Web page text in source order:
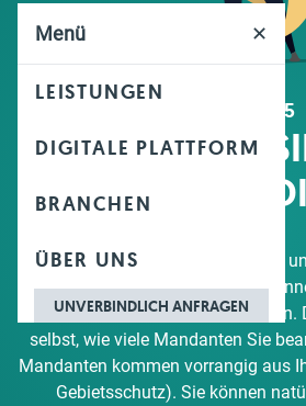
Menü ✕
LEISTUNGEN
DIGITALE PLATTFORM
BRANCHEN
ÜBER UNS
UNVERBINDLICH ANFRAGEN
GRUND 5
BETREUEN
MANDATE
Von Beginn an erhalten Sie von
eigenen Mandantenstamm und
Unternehmer sofort Geld
selbst, wie viele Mandanten Sie
Mandanten kommen vorrangig aus
Gebietsschutz). Sie können